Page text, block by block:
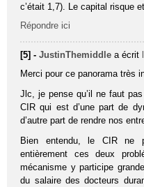
c’était 1,7). Le capital risque
Répondre ici
[5] -JustinThemiddle a écrit
Merci pour ce panorama très
Jlc, je pense qu’il ne faut
CIR qui est d’une part de
d’autre part de rendre nos
Bien entendu, le CIR ne
entièrement ces deux
mécanisme y participe
du salaire des docteurs